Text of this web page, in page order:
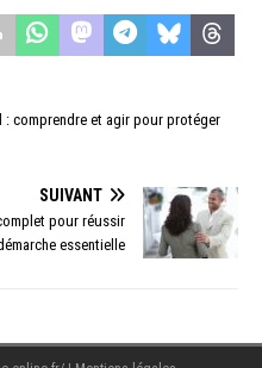
: comprendre et agir pour protéger
SUIVANT
pour réussir
essentielle